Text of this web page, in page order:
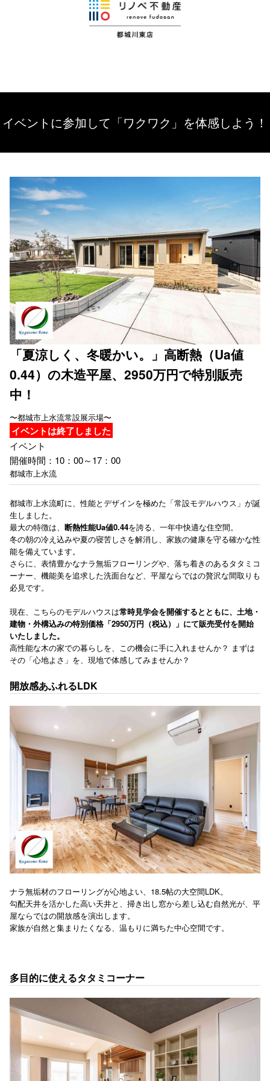
イベントに参加して「ワクワク」を体感しよう！
「夏涼しく、冬暖かい。」高断熱（Ua値
0.44）の木造平屋、2950万円で特別販売
中！
〜都城市上水流常設展示場〜
イベントは終了しました
イベント
開催時間：10：00～17：00
都城市上水流
都城市上水流町に、性能とデザインを極めた「常設モデルハウス」が誕
生しました。
最大の特徴は、 断熱性能Ua値0.44を誇る、一年中快適な住空間。
冬の朝の冷え込みや夏の寝苦しさを解消し、家族の健康を守る確かな性
能を備えています。
さらに、表情豊かなナラ無垢フローリングや、落ち着きのあるタタミコ
ーナー、機能美を追求した洗面台など、平屋ならではの贅沢な間取りも
必見です。
現在、こちらのモデルハウスは常時見学会を開催するとともに、土地・
建物・外構込みの特別価格「2950万円（税込）」にて販売受付を開始
いたしました。
高性能な木の家での暮らしを、この機会に手に入れませんか？ まずは
その「心地よさ」を、現地で体感してみませんか？
開放感あふれるLDK
ナラ無垢材のフローリングが心地よい、18.5帖の大空間LDK。
勾配天井を活かした高い天井と、掃き出し窓から差し込む自然光が、平
屋ならではの開放感を演出します。
家族が自然と集まりたくなる、温もりに満ちた中心空間です。
多目的に使えるタタミコーナー